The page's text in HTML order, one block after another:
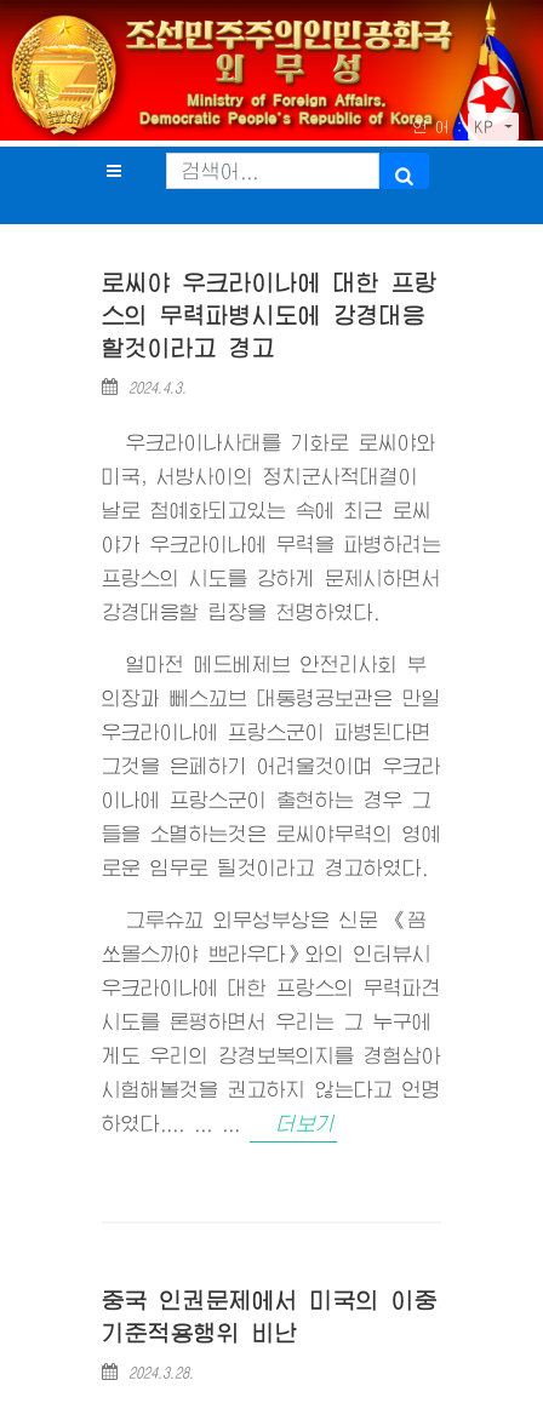
언 어 : KP
로씨야 우크라이나에 대한 프랑
스의 무력파병시도에 강경대응
할것이라고 경고
2024.4.3.
우크라이나사태를 기화로 로씨야와
미국, 서방사이의 정치군사적대결이
날로 첨예화되고있는 속에 최근 로씨
야가 우크라이나에 무력을 파병하려는
프랑스의 시도를 강하게 문제시하면서
강경대응할 립장을 천명하였다.
얼마전 메드베제브 안전리사회 부
의장과 뻬스꼬브 대통령공보관은 만일
우크라이나에 프랑스군이 파병된다면
그것을 은페하기 어려울것이며 우크라
이나에 프랑스군이 출현하는 경우 그
들을 소멸하는것은 로씨야무력의 영예
로운 임무로 될것이라고 경고하였다.
그루슈꼬 외무성부상은 신문 《꼼
쏘몰스까야 쁘라우다》와의 인터뷰시
우크라이나에 대한 프랑스의 무력파견
시도를 론평하면서 우리는 그 누구에
게도 우리의 강경보복의지를 경험삼아
시험해볼것을 권고하지 않는다고 언명
하였다.... ... ...
더보기
중국 인권문제에서 미국의 이중
기준적용행위 비난
2024.3.28.